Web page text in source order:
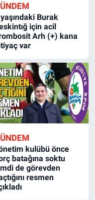
Burak
için acil
Arh (+) kana
var
kulübü önce
batağına soktu
de görevden
resmen